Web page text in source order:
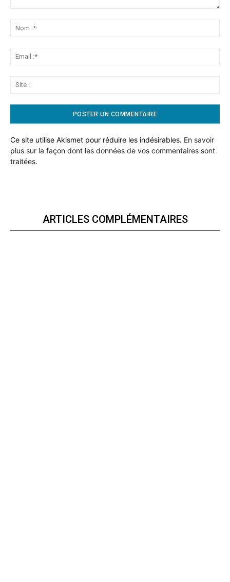
Ce site utilise Akismet pour réduire les indésirables. En savoir
plus sur la façon dont les données de vos commentaires sont
traitées.
ARTICLES COMPLÉMENTAIRES